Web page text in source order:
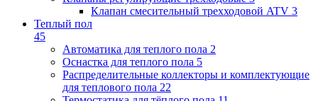
Клапан смесительный трехходовой ATV 3
Теплый пол
45
Автоматика для теплого пола 2
Оснастка для теплого пола 5
Распределительные коллекторы и комплектующие
для теплового пола 22